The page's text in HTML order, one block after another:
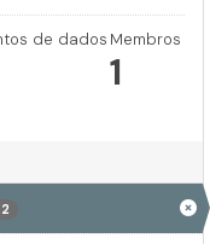
de dados Membros
1
2